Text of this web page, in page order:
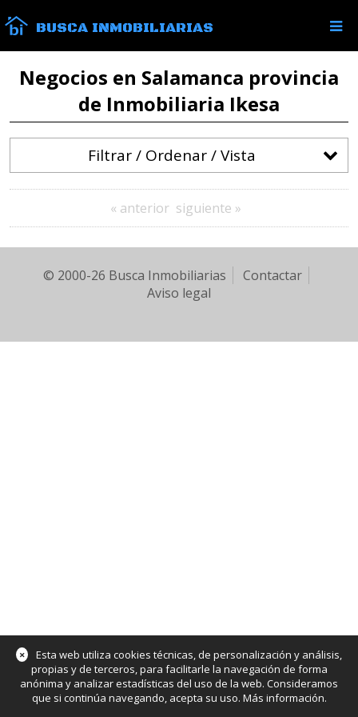
BUSCA INMOBILIARIAS
Negocios en Salamanca provincia
de Inmobiliaria Ikesa
Filtrar / Ordenar / Vista
« anterior siguiente »
© 2000-26 Busca Inmobiliarias
Contactar
Aviso legal
×
Esta web utiliza cookies técnicas, de personalización y análisis,
propias y de terceros, para facilitarle la navegación de forma
anónima y analizar estadísticas del uso de la web. Consideramos
que si continúa navegando, acepta su uso. Más información.